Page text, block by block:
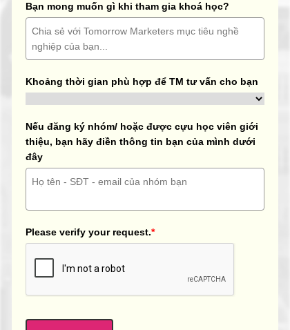
Bạn mong muốn gì khi tham gia khoá học?
Khoảng thời gian phù hợp để TM tư vấn cho bạn
Nếu đăng ký nhóm/ hoặc được cựu học viên giới
thiệu, bạn hãy điền thông tin bạn của mình dưới
đây
Please verify your request.*